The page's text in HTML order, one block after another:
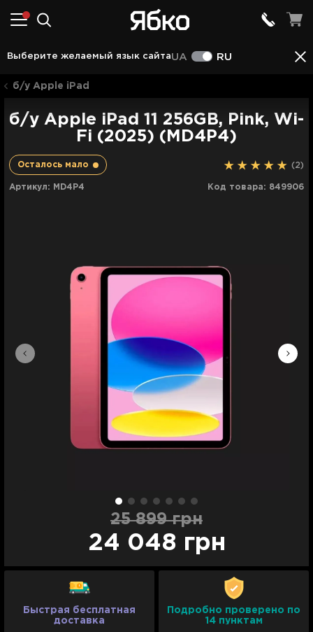
Выберите желаемый язык сайтаUA RU
Описание Характеристики Отзывы (2)
б/у Apple iPad
б/у Apple iPad 11 256GB, Pink, Wi-
Fi (2025) (MD4P4)
Осталось мало
Код товара: 849906
Артикул: MD4P4
(2)
25 899 грн
24 048 грн
Быстрая бесплатная
доставка
Подробно проверено по
14 пунктам